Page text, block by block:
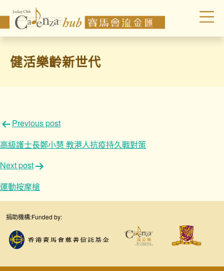
健活樂齡新世代
文
章
導
覽
Previous post
高級護士長鄭小慧 教港人抗疫持久戰對策
Next post
運動按摩槍
捐助機構:Funded by: